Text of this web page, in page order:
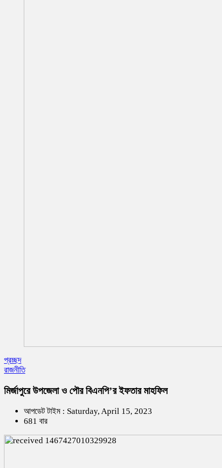
প্রচ্ছদ
রাজনীতি
মির্জাপুরে ‍উপজেলা ও পৌর বিএনপি’র ইফতার মাহফিল
আপডেট টাইম : Saturday, April 15, 2023
681 বার